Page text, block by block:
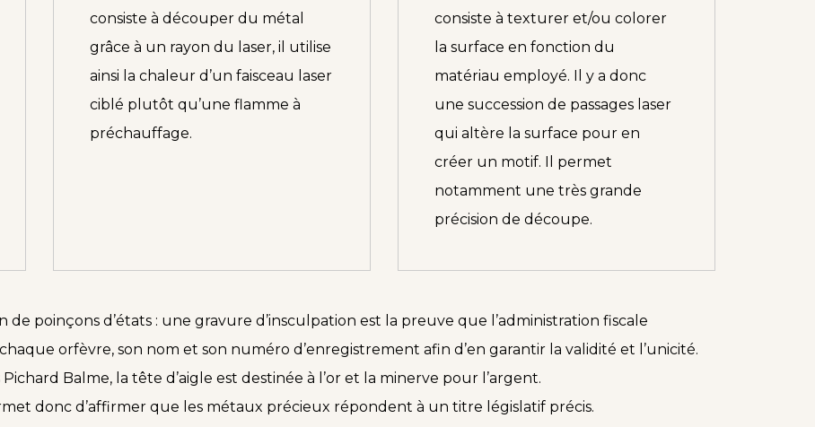
consiste à découper du métal
grâce à un rayon du laser, il utilise
ainsi la chaleur d’un faisceau laser
ciblé plutôt qu’une flamme à
préchauffage.
consiste à texturer et/ou colorer
la surface en fonction du
matériau employé. Il y a donc
une succession de passages laser
qui altère la surface pour en
créer un motif. Il permet
notamment une très grande
précision de découpe.
de poinçons d’états : une gravure d’insculpation est la preuve que l’administration fiscale
orfèvre, son nom et son numéro d’enregistrement afin d’en garantir la validité et l’unicité.
Balme, la tête d’aigle est destinée à l’or et la minerve pour l’argent.
donc d’affirmer que les métaux précieux répondent à un titre législatif précis.